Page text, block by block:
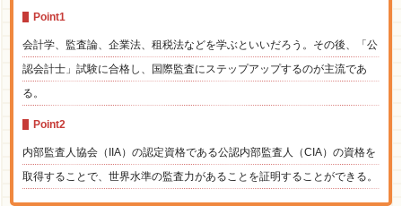
Point1
会計学、監査論、企業法、租税法などを学ぶといいだろう。その後、「公
認会計士」試験に合格し、国際監査にステップアップするのが主流であ
る。
Point2
内部監査人協会（IIA）の認定資格である公認内部監査人（CIA）の資格を
取得することで、世界水準の監査力があることを証明することができる。